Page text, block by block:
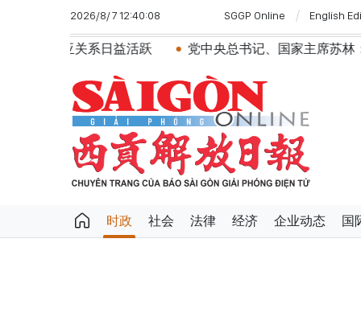
2026/8/7 12:40:08 SGGP Online English
党中央总书记、国家主席苏林：建设一部科学严谨、简明
时政 社会 法律 经济 企业动态 国